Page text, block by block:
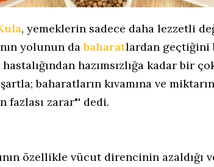
, yemeklerin sadece daha lezzetli
yolunun dabaharatlardan geçtiğini
hazımsızlığa kadar bir
baharatların kıvamına ve
fazlası zarar"' dedi.
özellikle vücut direncinin azaldığı